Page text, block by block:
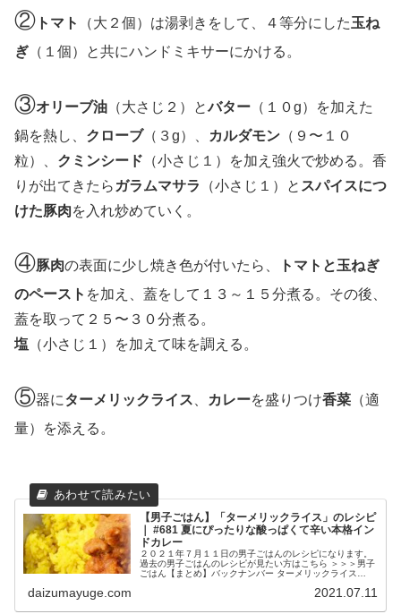
② トマト （大２個）は湯剥きをして、４等分にした玉ね
ぎ （１個）と共にハンドミキサーにかける。
③オリーブ油 （大さじ２）とバター （１０g）を加えた
鍋を熱し、 クローブ（３g）、 カルダモン （９〜１０
粒）、 クミンシード （小さじ１）を加え強火で炒める。香
りが出てきたら ガラムマサラ （小さじ１）と スパイスにつ
けた豚肉を入れ炒めていく。
④豚肉の表面に少し焼き色が付いたら、
トマトと玉ねぎ
のペースト を加え、蓋をして１３～１５分煮る。その後、
蓋を取って２５〜３０分煮る。
塩 （小さじ１）を加えて味を調える。
⑤器にターメリックライス カレーを盛りつけ香菜 （適
量）を添える。
【男子ごはん】「ターメリックライス」のレシピ
｜ #681 夏にぴったりな酸っぱくて辛い本格イン
ドカレー
２０２１年７月１１日の男子ごはんのレシピになります。
過去の男子ごはんのレシピが見たい方はこちら ＞＞＞男子
ごはん【まとめ】バックナンバー ターメリックライス
daizumayuge.com 2021.07.11